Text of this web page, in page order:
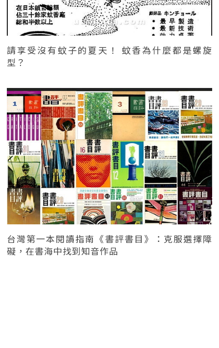
請享受沒有蚊子的夏天！ 蚊香為什麼都是螺旋
型？
台灣第一本閱讀指南《書評書目》：克服選擇障
礙，在書海中找到知音作品